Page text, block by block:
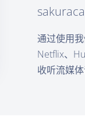
通过使用
Netflix、
收听流媒